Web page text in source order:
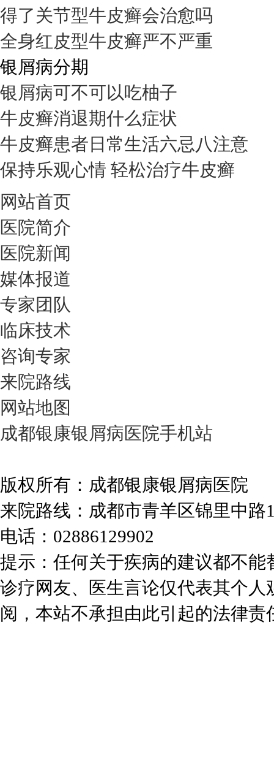
得了关节型牛皮癣会治愈吗
全身红皮型牛皮癣严不严重
银屑病分期
银屑病可不可以吃柚子
牛皮癣消退期什么症状
牛皮癣患者日常生活六忌八注意
保持乐观心情 轻松治疗牛皮癣
网站首页
医院简介
医院新闻
媒体报道
专家团队
临床技术
咨询专家
来院路线
网站地图
成都银康银屑病医院手机站
版权所有：成都银康银屑病医院
来院路线：成都市青羊区锦里中
电话：02886129902
提示：任何关于疾病的建议都不
诊疗网友、医生言论仅代表其个
阅，本站不承担由此引起的法律责